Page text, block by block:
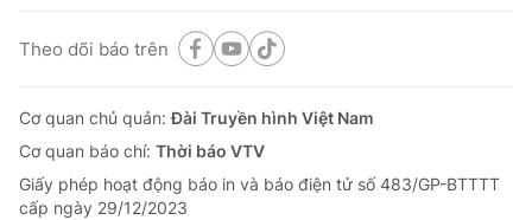
Theo dõi báo trên
Cơ quan chủ quản:Đài Truyền hình Việt Nam
Cơ quan báo chí: Thời báo VTV
Giấy phép hoạt động báo in và báo điện tử số 483/GP-BTTTT
cấp ngày 29/12/2023